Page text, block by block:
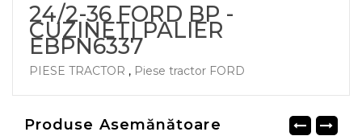
24/2-36 FORD BP -
CUZINETI PALIER
EBPN6337
PIESE TRACTOR , Piese tractor FORD
Produse Asemănătoare